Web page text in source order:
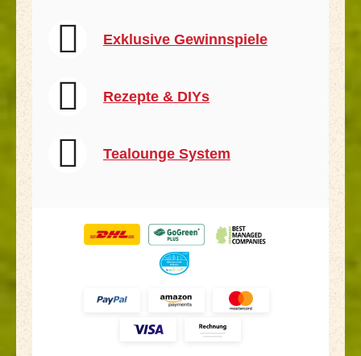
Exklusive Gewinnspiele
Rezepte & DIYs
Tealounge System